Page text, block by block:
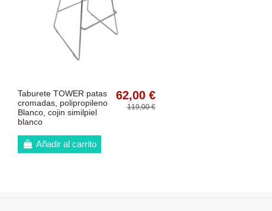
Taburete TOWER patas
cromadas, polipropileno
Blanco, cojin similpiel
blanco
62,00 €
119,00 €
Añadir al carrito